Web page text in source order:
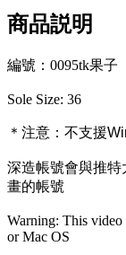
商品説明
編號：0095tk果子
Sole Size: 36
＊注意： 不支援
深造帳號會與推
畫的帳號
Warning: This video
or Mac OS